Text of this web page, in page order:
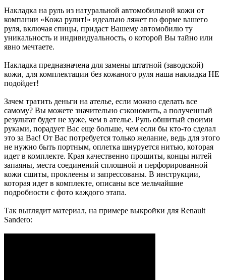
Накладка на руль из натуральной автомобильной кожи от
компании «Кожа рулит!» идеально ляжет по форме вашего
руля, включая спицы, придаст Вашему автомобилю ту
уникальность и индивидуальность, о которой Вы тайно или
явно мечтаете.
Накладка предназначена для замены штатной (заводской)
кожи, для комплектации без кожаного руля наша накладка НЕ
подойдет!
Зачем тратить деньги на ателье, если можно сделать все
самому? Вы можете значительно сэкономить, а полученный
результат будет не хуже, чем в ателье. Руль обшитый своими
руками, порадует Вас еще больше, чем если бы кто-то сделал
это за Вас! От Вас потребуется только желание, ведь для этого
не нужно быть портным, оплетка шнуруется нитью, которая
идет в комплекте. Края качественно прошиты, концы нитей
запаяны, места соединений сплошной и перфорированной
кожи сшиты, проклеены и запрессованы. В инструкции,
которая идет в комплекте, описаны все мельчайшие
подробности с фото каждого этапа.
Так выглядит материал, на примере выкройки для Renault
Sandero: